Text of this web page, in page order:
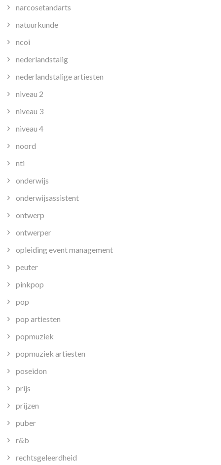
narcosetandarts
natuurkunde
ncoi
nederlandstalig
nederlandstalige artiesten
niveau 2
niveau 3
niveau 4
noord
nti
onderwijs
onderwijsassistent
ontwerp
ontwerper
opleiding event management
peuter
pinkpop
pop
pop artiesten
popmuziek
popmuziek artiesten
poseidon
prijs
prijzen
puber
r&b
rechtsgeleerdheid